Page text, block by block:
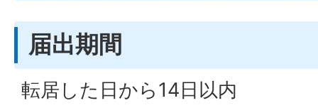
届出期間
転居した日から14日以内